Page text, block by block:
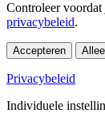
Controleer voordat
privacybeleid.
Accepteren
Privacybeleid
Individuele